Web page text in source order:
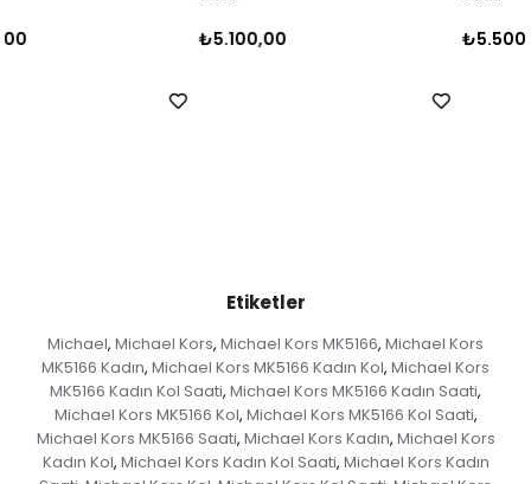
₺5.100,00 ₺5.500,00
Etiketler
Michael, Michael Kors, Michael Kors MK5166, Michael Kors
MK5166 Kadın, Michael Kors MK5166 Kadın Kol, Michael Kors
MK5166 Kadın Kol Saati, Michael Kors MK5166 Kadın Saati,
Michael Kors MK5166 Kol, Michael Kors MK5166 Kol Saati,
Michael Kors MK5166 Saati, Michael Kors Kadın, Michael Kors
Kadın Kol, Michael Kors Kadın Kol Saati, Michael Kors Kadın